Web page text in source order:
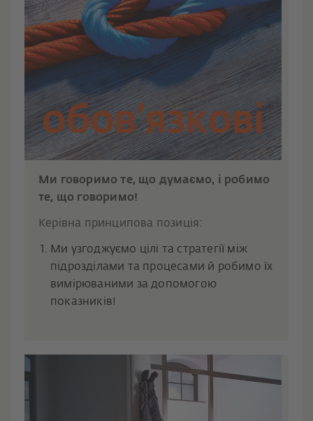
Ми говоримо те, що думаємо, і робимо
те, що говоримо!
Керівна принципова позиція:
Ми узгоджуємо цілі та стратегії між
підрозділами та процесами й робимо їх
вимірюваними за допомогою
показників!